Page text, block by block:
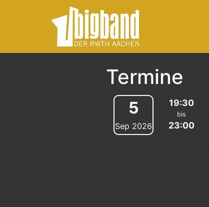
Termine
5
Sep 2026
19:30
bis
23:00